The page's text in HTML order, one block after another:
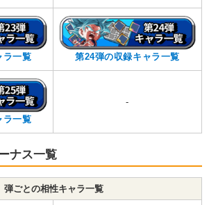
ラ一覧 第24弾の収録キャラ一覧
ラ一覧
-
ナス一覧
弾ごとの相性キャラ一覧